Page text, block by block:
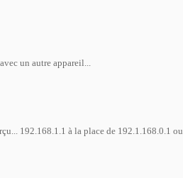
un autre appareil...
192.168.1.1 à la place de 192.1.168.0.1 ou